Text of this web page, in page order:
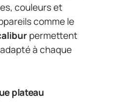
couleurs et
comme le
permettent
à chaque
plateau